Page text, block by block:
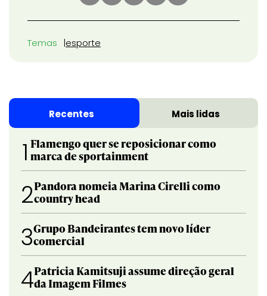
Temas esporte
Recentes Mais lidas
1 Flamengo quer se reposicionar como
marca de sportainment
2Pandora nomeia Marina Cirelli como
country head
3Grupo Bandeirantes tem novo líder
comercial
4Patricia Kamitsuji assume direção geral
da Imagem Filmes